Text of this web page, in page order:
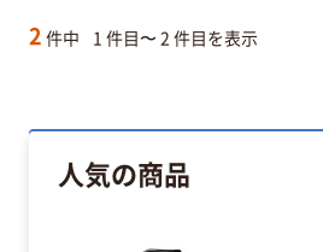
2 件中 1 件目〜 2 件目を表示
人気の商品